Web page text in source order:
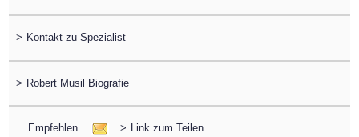
> Kontakt zu Spezialist
> Robert Musil Biografie
Empfehlen > Link zum Teilen